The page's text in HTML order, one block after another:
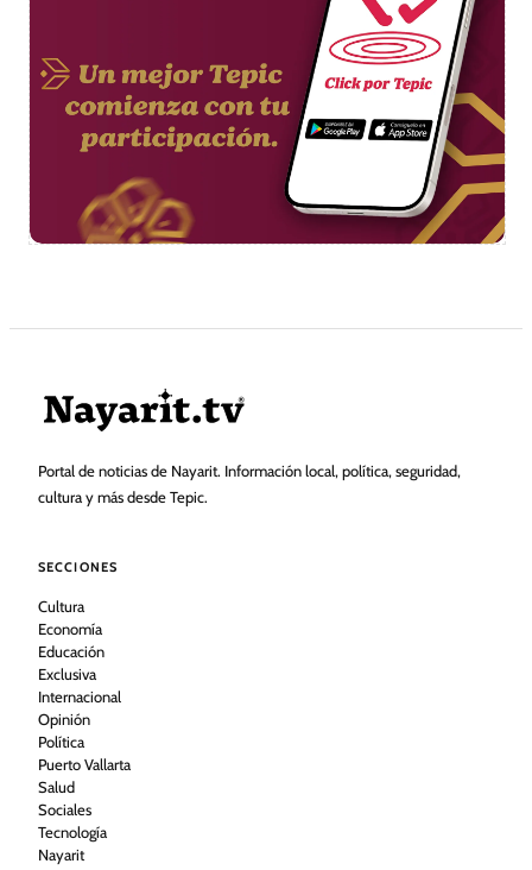
Portal de noticias de Nayarit. Información local, política, seguridad,
cultura y más desde Tepic.
SECCIONES
Cultura
Economía
Educación
Exclusiva
Internacional
Opinión
Política
Puerto Vallarta
Salud
Sociales
Tecnología
Nayarit